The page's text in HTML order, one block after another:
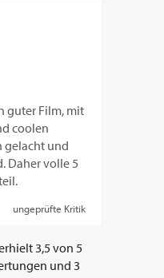
guter Film, mit
coolen
gelacht und
Daher volle 5
ungeprüfte Kritik
3,5von 5
und 3